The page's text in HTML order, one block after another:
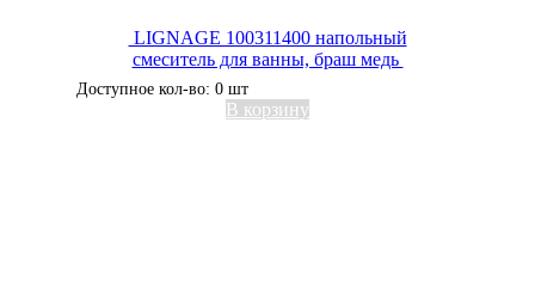
LIGNAGE 100311400 напольный
смеситель для ванны, браш медь
Доступное кол-во: 0 шт
В корзину